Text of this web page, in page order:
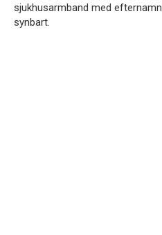
sjukhusarmband med
synbart.